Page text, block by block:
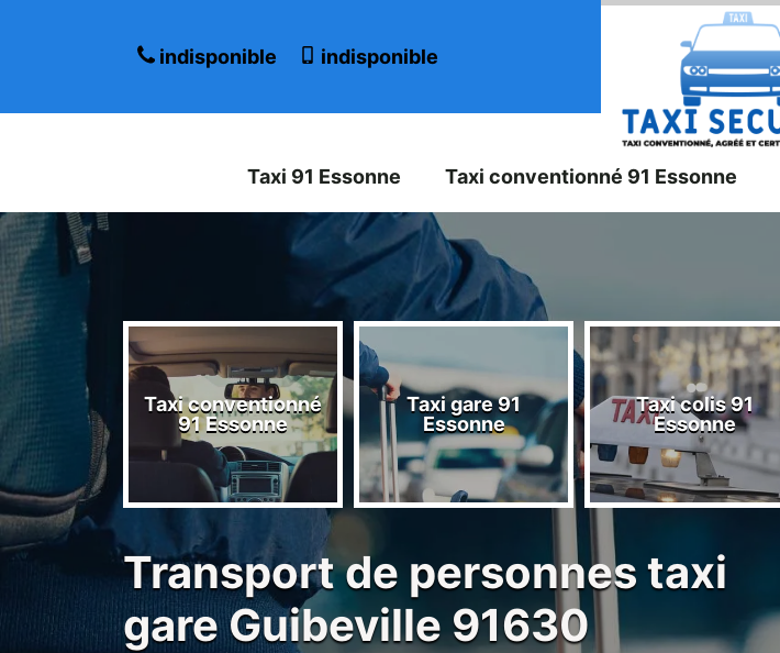
indisponible indisponible
Taxi 91 Essonne Taxi conventionné 91 Essonne
Taxi conventionné
91 Essonne
Taxi gare 91
Essonne
Taxi colis 91
Essonne
Transport de personnes taxi
gare Guibeville 91630